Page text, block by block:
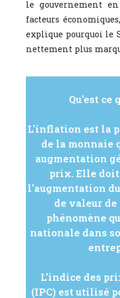
le gouvernement
facteurs
explique pourquoi le
nettement plus
Qu'est ce
L'inflation est la
de la monnaie
augmentation
prix. Elle
l'augmentation
de valeur
phénomène
nationale dans
L’indice des
(IPC) est utilisé